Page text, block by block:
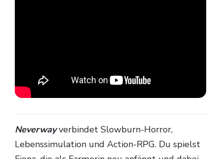
Neverwayverbindet Slowburn-Horror,
Lebenssimulation und Action-RPG. Du spielst